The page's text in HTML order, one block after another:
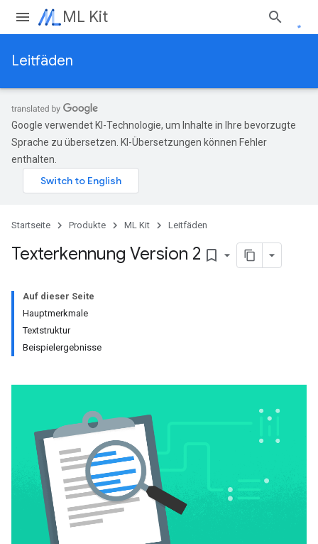
ML Kit
Leitfäden
Google verwendet KI-Technologie, um Inhalte in Ihre bevorzugte
Sprache zu übersetzen. KI-Übersetzungen können Fehler
enthalten.
Startseite Produkte ML Kit Leitfäden
Texterkennung Version 2 bookmark_border
Auf dieser Seite
Hauptmerkmale
Textstruktur
Beispielergebnisse